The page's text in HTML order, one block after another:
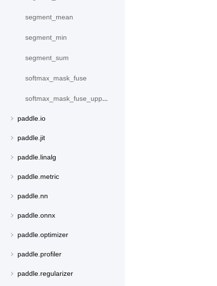
segment_mean
segment_min
segment_sum
softmax_mask_fuse
softmax_mask_fuse_upper_triangle
paddle.io
paddle.jit
paddle.linalg
paddle.metric
paddle.nn
paddle.onnx
paddle.optimizer
paddle.profiler
paddle.regularizer